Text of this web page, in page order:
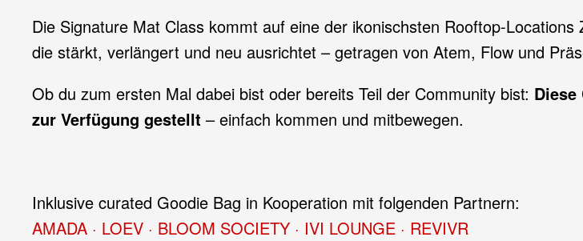
Die Signature Mat Class kommt auf eine der ikonischsten Rooftop-
die stärkt, verlängert und neu ausrichtet – getragen von Atem, Flow und
Ob du zum ersten Mal dabei bist oder bereits Teil der Community bist:
zur Verfügung gestellt – einfach kommen und mitbewegen.
Inklusive curated Goodie Bag in Kooperation mit folgenden Partnern:
AMADA · LOEV · BLOOM SOCIETY · IVI LOUNGE · REVIVR